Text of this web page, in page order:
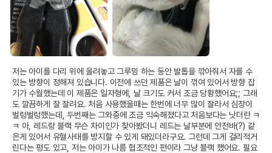
저는 아이를 다리 위에 올려놓고 그루밍 하는 동안 발톱을 깎아줘서 자를 수
있는 방향이 정해져 있습니다. 이전에 쓰던 제품은 날이 꺾여 있어서 방향 잡
기가 수월했는데 이 제품은 일자형에, 날 크기도 커서 조금 당황했어요;; 그래
도 깔끔하게 잘 잘려요. 처음 사용했을때는 한번에 너무 많이 잘라서 심장이
벌렁벌렁했는데, 두번째는 그와중에 조금 익숙해졌다고 처음보다는 낫더란 ㅋ
ㅋ 아, 레드랑 블랙 무슨 차이인가 찾아봤더니 레드는 날부분에 안전바(?) 같
은게 있어서 유혈사태를 방지할 수 있게 돼있더라구요. 그런데 그게 걸리적거
린다는 평도 있고, 저는 아이가 나름 협조적인 편이라 그냥 블랙 했어요. 필요